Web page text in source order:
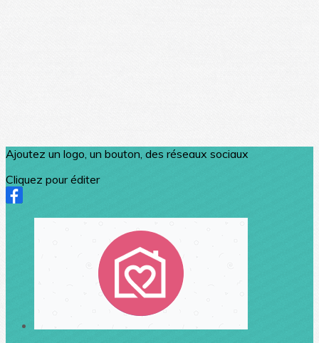
Ajoutez un logo, un bouton, des réseaux sociaux
Cliquez pour éditer